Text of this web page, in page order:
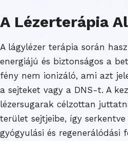
A Lézerterápia
A lágylézer terápia során
energiájú és biztonságos a
fény nem ionizáló, ami azt
a sejteket vagy a DNS-t. A
lézersugarak célzottan
terület sejtjeibe, így
gyógyulási és regenerálódási